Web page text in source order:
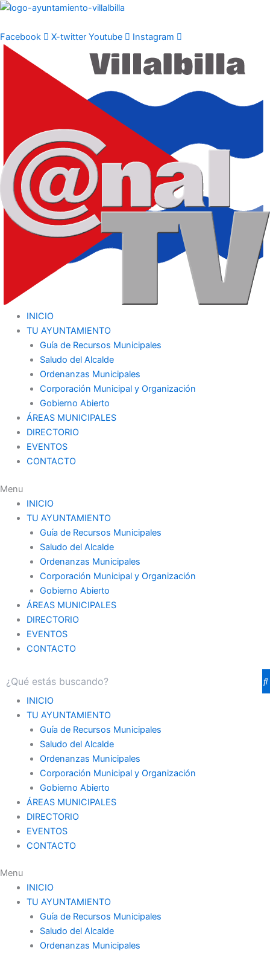
Ir
contenido
Facebook X-twitter Youtube Instagram
INICIO
TU AYUNTAMIENTO
Guía de Recursos Municipales
Saludo del Alcalde
Ordenanzas Municipales
Corporación Municipal y Organización
Gobierno Abierto
ÁREAS MUNICIPALES
DIRECTORIO
EVENTOS
CONTACTO
Menu
INICIO
TU AYUNTAMIENTO
Guía de Recursos Municipales
Saludo del Alcalde
Ordenanzas Municipales
Corporación Municipal y Organización
Gobierno Abierto
ÁREAS MUNICIPALES
DIRECTORIO
EVENTOS
CONTACTO
INICIO
TU AYUNTAMIENTO
Guía de Recursos Municipales
Saludo del Alcalde
Ordenanzas Municipales
Corporación Municipal y Organización
Gobierno Abierto
ÁREAS MUNICIPALES
DIRECTORIO
EVENTOS
CONTACTO
Menu
INICIO
TU AYUNTAMIENTO
Guía de Recursos Municipales
Saludo del Alcalde
Ordenanzas Municipales